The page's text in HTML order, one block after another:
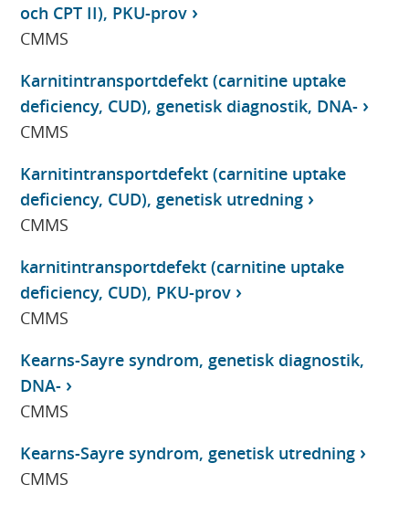
och CPT II), PKU-prov
CMMS
Karnitintransportdefekt (carnitine uptake
deficiency, CUD), genetisk diagnostik, DNA-
CMMS
Karnitintransportdefekt (carnitine uptake
deficiency, CUD), genetisk utredning
CMMS
karnitintransportdefekt (carnitine uptake
deficiency, CUD), PKU-prov
CMMS
Kearns-Sayre syndrom, genetisk diagnostik,
DNA-
CMMS
Kearns-Sayre syndrom, genetisk utredning
CMMS